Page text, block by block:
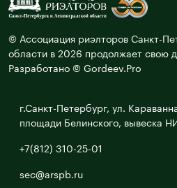
© Ассоциация риэлторов Санкт-
области в 2026 продолжает свою
Разработано © Gordeev.Pro
г.Санкт-Петербург, ул.
площади Белинского, вывеска
+7(812) 310-25-01
sec@arspb.ru